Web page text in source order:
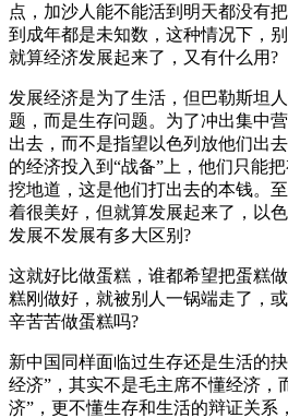
点，加沙人能不能活到明天都没有
到成年都是未知数，这种情况下，
就算经济发展起来了，又有什么用?
发展经济是为了生活，但巴勒斯坦
题，而是生存问题。为了冲出集中
出去，而不是指望以色列放他们出
的经济投入到“战备”上，他们只能
挖地道，这是他们打出去的本钱。
着很美好，但就算发展起来了，以
发展不发展有多大区别?
这就好比做蛋糕，谁都希望把蛋糕
糕刚做好，就被别人一锅端走了，
辛苦苦做蛋糕吗?
新中国同样面临过生存还是生活的
经济”，其实不是毛主席不懂经济，
济”，更不懂生存和生活的辩证关系